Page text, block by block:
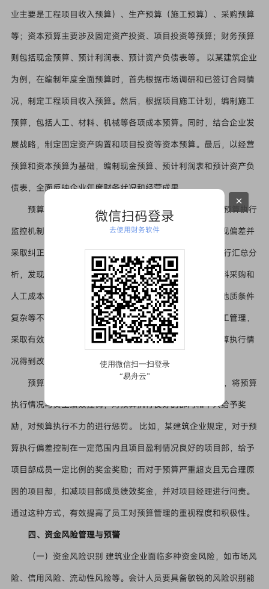
业主要是工程项目收入预算）、生产预算（施工预算）、采购预算
等；资本预算主要涉及固定资产投资、项目投资等预算；财务预算
则包括现金预算、预计利润表、预计资产负债表等。 以某建筑企业
为例，在编制年度全面预算时，首先根据市场调研和已签订合同情
况，制定工程项目收入预算。然后，根据项目施工计划，编制施工
预算，包括人工、材料、机械等各项成本预算。同时，结合企业发
展战略，制定固定资产购置和项目投资等资本预算。最后，以经营
预算和资本预算为基础，编制现金预算、预计利润表和预计资产负
债表，全面反映企业年度财务状况和经营成果。
预算执行与监控 预算一经确定，必须严格执行。建立预算执行
监控机制，定期对预算执行情况进行跟踪和分析，及时发现偏差并
采取纠正措施。 例如，某建筑企业每月对预算执行情况进行汇总分
析，发现某个项目实际施工进度滞后于预算进度，导致材料采购和
人工成本支出低于预算。经分析，是由于施工过程中遇到地质条件
复杂等不可抗力因素。企业及时调整预算，并加强项目施工管理，
采取有效措施加快施工进度，确保项目按计划推进，使预算执行情
况得到改善。
预算考核与激励 建立科学合理的预算考核与激励机制，将预算
执行情况与员工绩效挂钩，对预算执行良好的部门和个人给予奖
励，对预算执行不力的进行惩罚。 比如，某建筑企业规定，对于预
算执行偏差控制在一定范围内且项目盈利情况良好的项目部，给予
项目部成员一定比例的奖金奖励；而对于预算严重超支且无合理原
因的项目部，扣减项目部成员绩效奖金，并对项目经理进行问责。
通过这种方式，有效提高了员工对预算管理的重视程度和积极性。
四、资金风险管理与预警
（一）资金风险识别 建筑业企业面临多种资金风险，如市场风
险、信用风险、流动性风险等。会计人员要具备敏锐的风险识别能
微信扫码登录
去使用财务软件
×